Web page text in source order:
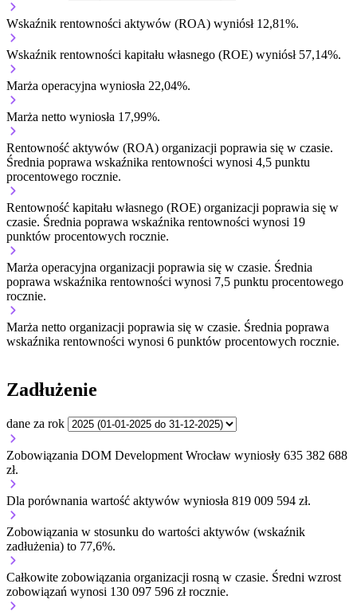
Wskaźnik rentowności aktywów (ROA) wyniósł 12,81%.
Wskaźnik rentowności kapitału własnego (ROE) wyniósł 57,14%.
Marża operacyjna wyniosła 22,04%.
Marża netto wyniosła 17,99%.
Rentowność aktywów (ROA) organizacji poprawia się w czasie.
Średnia poprawa wskaźnika rentowności wynosi 4,5 punktu
procentowego rocznie.
Rentowność kapitału własnego (ROE) organizacji poprawia się w
czasie. Średnia poprawa wskaźnika rentowności wynosi 19
punktów procentowych rocznie.
Marża operacyjna organizacji poprawia się w czasie. Średnia
poprawa wskaźnika rentowności wynosi 7,5 punktu procentowego
rocznie.
Marża netto organizacji poprawia się w czasie. Średnia poprawa
wskaźnika rentowności wynosi 6 punktów procentowych rocznie.
Zadłużenie
dane za rok
Zobowiązania DOM Development Wrocław wyniosły 635 382 688
zł.
Dla porównania wartość aktywów wyniosła 819 009 594 zł.
Zobowiązania w stosunku do wartości aktywów (wskaźnik
zadłużenia) to 77,6%.
Całkowite zobowiązania organizacji rosną w czasie. Średni wzrost
zobowiązań wynosi 130 097 596 zł rocznie.